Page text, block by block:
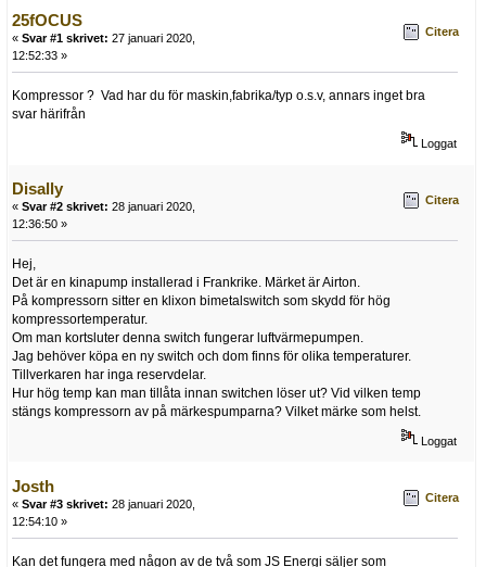
25fOCUS
« Svar #1 skrivet: 27 januari 2020,
12:52:33 »
Citera
Kompressor ? Vad har du för maskin,fabrika/typ o.s.v, annars inget bra
svar härifrån
Loggat
Disally
« Svar #2 skrivet: 28 januari 2020,
12:36:50 »
Citera
Hej,
Det är en kinapump installerad i Frankrike. Märket är Airton.
På kompressorn sitter en klixon bimetalswitch som skydd för hög
kompressortemperatur.
Om man kortsluter denna switch fungerar luftvärmepumpen.
Jag behöver köpa en ny switch och dom finns för olika temperaturer.
Tillverkaren har inga reservdelar.
Hur hög temp kan man tillåta innan switchen löser ut? Vid vilken temp
stängs kompressorn av på märkespumparna? Vilket märke som helst.
Loggat
Josth
« Svar #3 skrivet: 28 januari 2020,
12:54:10 »
Citera
Kan det fungera med någon av de två som JS Energi säljer som